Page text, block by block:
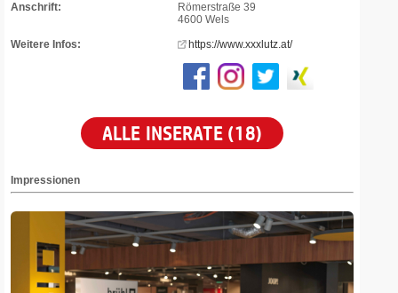
Anschrift:
Römerstraße 39
4600 Wels
Weitere Infos:
https://www.xxxlutz.at/
ALLE INSERATE (18)
Impressionen